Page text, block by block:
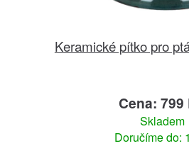
Keramické pítko pro
Cena: 799
Skladem
Doručíme do: